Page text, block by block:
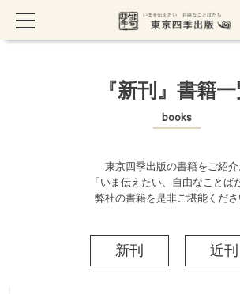
TOP > 『新刊』書籍一覧
『新刊』書籍
books
東京四季出版の書籍をご紹介
「いま伝えたい、自由なことば
弊社の書籍を是非ご堪能くださ
新刊 近刊